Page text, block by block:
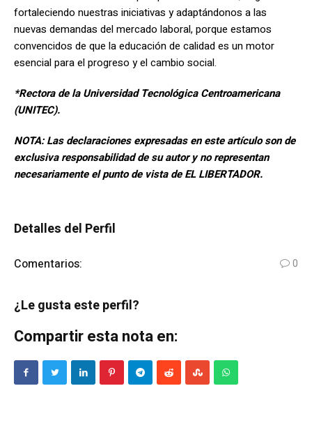
fortaleciendo nuestras iniciativas y adaptándonos a las
nuevas demandas del mercado laboral, porque estamos
convencidos de que la educación de calidad es un motor
esencial para el progreso y el cambio social.
*Rectora de la Universidad Tecnológica Centroamericana
(UNITEC).
NOTA: Las declaraciones expresadas en este artículo son de
exclusiva responsabilidad de su autor y no representan
necesariamente el punto de vista de EL LIBERTADOR.
Detalles del Perfil
Comentarios: 0
¿Le gusta este perfil?
Compartir esta nota en: